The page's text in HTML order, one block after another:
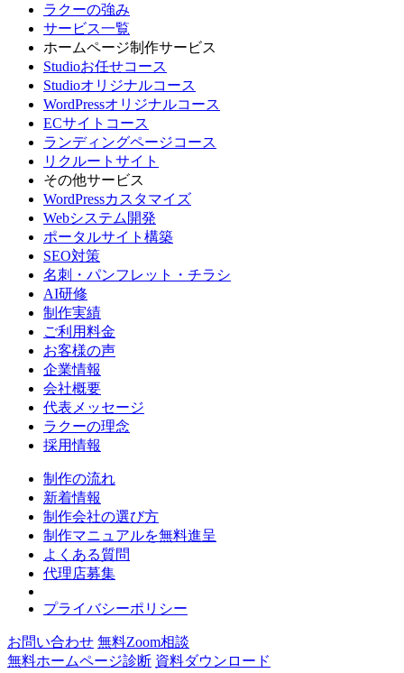
ラクーの強み
サービス一覧
ホームページ制作サービス
Studioお任せコース
Studioオリジナルコース
WordPressオリジナルコース
ECサイトコース
ランディングページコース
リクルートサイト
その他サービス
WordPressカスタマイズ
Webシステム開発
ポータルサイト構築
SEO対策
名刺・パンフレット・チラシ
AI研修
制作実績
ご利用料金
お客様の声
企業情報
会社概要
代表メッセージ
ラクーの理念
採用情報
制作の流れ
新着情報
制作会社の選び方
制作マニュアルを無料進呈
よくある質問
代理店募集
プライバシーポリシー
お問い合わせ 無料Zoom相談
無料ホームページ診断 資料ダウンロード